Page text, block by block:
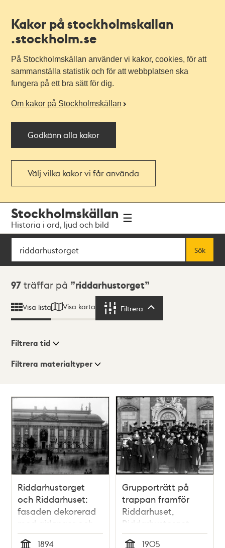
Kakor på stockholmskallan
.stockholm.se
På Stockholmskällan använder vi kakor, cookies, för att
sammanställa statistik och för att webbplatsen ska
fungera på ett bra sätt för dig.
Om kakor på Stockholmskällan
Godkänn alla kakor
Välj vilka kakor vi får använda
navigationen
huvudinnehållet
Stockholmskällan
Historia i ord, ljud och bild
Sök
Sök
Sökresultat
97 träffar på riddarhustorget
Visa lista Visa karta Filtrera
Visningsläge
Lista
Karta
Filtrera tid
Filtrera materialtyper
träffar
Riddarhustorget
och Riddarhuset:
fasaden dekorerad
med girlanger och
sköldar för Gustaf II
1894
Grupporträtt på
trappan framför
Riddarhuset,
Riddarhustorget
1905